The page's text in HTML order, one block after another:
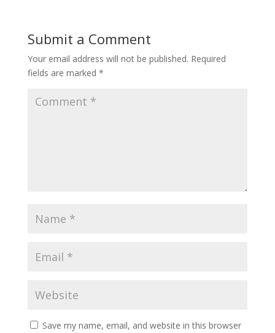
Submit a Comment
Your email address will not be published. Required
fields are marked *
Save my name, email, and website in this browser